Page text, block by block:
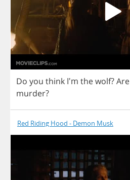
Do you think I'm thewolf?Are
murder?
Red Riding Hood - Demon Musk